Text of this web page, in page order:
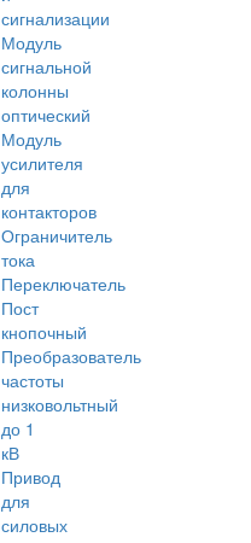
сигнализации
Модуль
сигнальной
колонны
оптический
Модуль
усилителя
для
контакторов
Ограничитель
тока
Переключатель
Пост
кнопочный
Преобразователь
частоты
низковольтный
до 1
кВ
Привод
для
силовых